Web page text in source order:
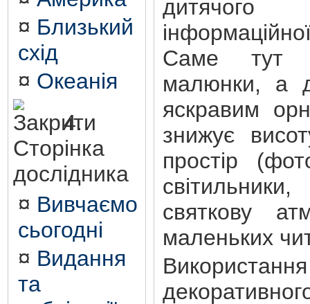
¤ Близький
схід
¤ Океанія
4.
Сторінка
дослідника
¤ Вивчаємо
сьогодні
¤ Видання
та
Саме тут
малюнки, а
яскравим
знижує
простір
святкову
маленьких